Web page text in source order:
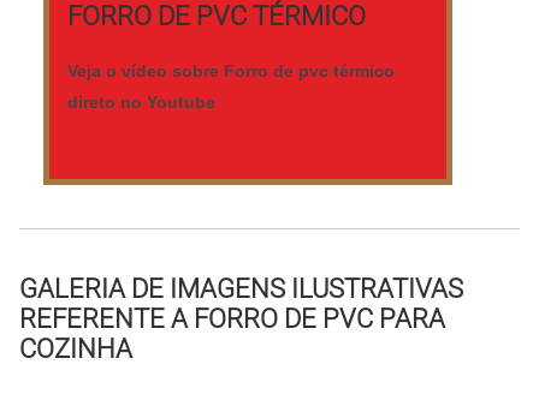
FORRO DE PVC TÉRMICO
Veja o vídeo sobre Forro de pvc térmico
direto no Youtube
GALERIA DE IMAGENS ILUSTRATIVAS
REFERENTE A FORRO DE PVC PARA
COZINHA